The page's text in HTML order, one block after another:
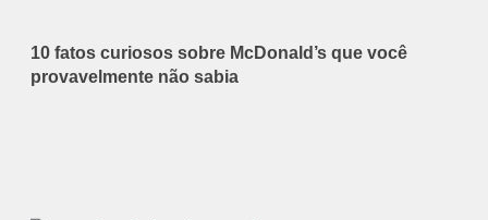
10 fatos curiosos sobre McDonald’s que você
provavelmente não sabia